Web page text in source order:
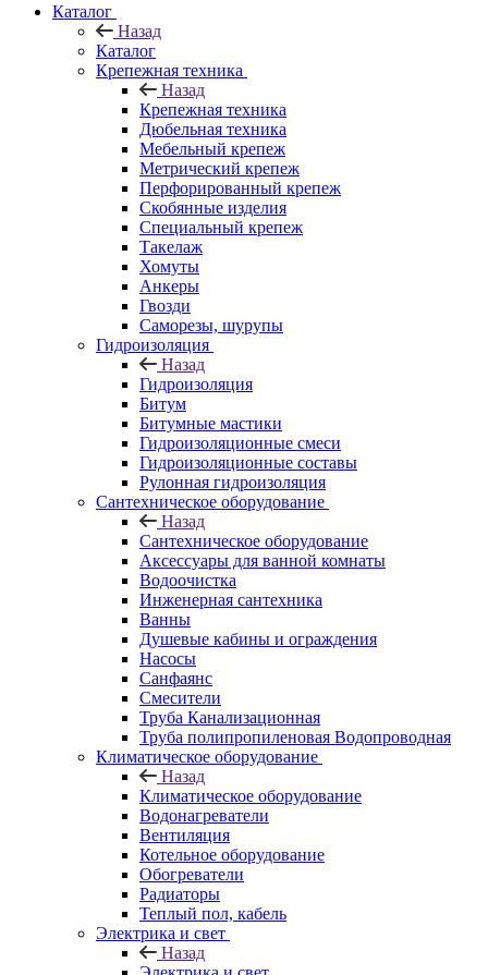
Каталог
Назад
Каталог
Крепежная техника
Назад
Крепежная техника
Дюбельная техника
Мебельный крепеж
Метрический крепеж
Перфорированный крепеж
Скобянные изделия
Специальный крепеж
Такелаж
Хомуты
Анкеры
Гвозди
Саморезы, шурупы
Гидроизоляция
Назад
Гидроизоляция
Битум
Битумные мастики
Гидроизоляционные смеси
Гидроизоляционные составы
Рулонная гидроизоляция
Сантехническое оборудование
Назад
Сантехническое оборудование
Аксессуары для ванной комнаты
Водоочистка
Инженерная сантехника
Ванны
Душевые кабины и ограждения
Насосы
Санфаянс
Смесители
Труба Канализационная
Труба полипропиленовая Водопроводная
Климатическое оборудование
Назад
Климатическое оборудование
Водонагреватели
Вентиляция
Котельное оборудование
Обогреватели
Радиаторы
Теплый пол, кабель
Электрика и свет
Назад